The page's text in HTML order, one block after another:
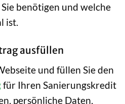
benötigen und welche
ist.
ausfüllen
und füllen Sie den
für Ihren Sanierungskredit
persönliche Daten,